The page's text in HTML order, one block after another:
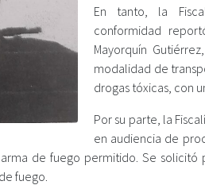
En tanto, la
conformidad
Mayorquín
modalidad de
drogas tóxicas, con
Por su parte, la
en audiencia de
de fuego permitido. Se solicitó
fuego.